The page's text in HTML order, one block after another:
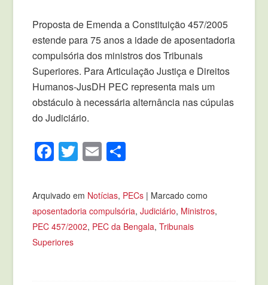
Proposta de Emenda a Constituição 457/2005
estende para 75 anos a idade de aposentadoria
compulsória dos ministros dos Tribunais
Superiores. Para Articulação Justiça e Direitos
Humanos-JusDH PEC representa mais um
obstáculo à necessária alternância nas cúpulas
do Judiciário.
Facebook
Twitter
Email
Arquivado em Notícias, PECs | Marcado como
aposentadoria compulsória,Judiciário, Ministros,
PEC 457/2002, PEC da Bengala,Tribunais
Superiores